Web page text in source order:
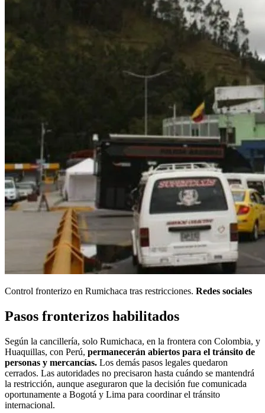
Control fronterizo en Rumichaca tras restricciones. Redes sociales
Pasos fronterizos habilitados
Según la cancillería, solo Rumichaca, en la frontera con Colombia, y
Huaquillas, con Perú, permanecerán abiertos para el tránsito de
personas y mercancías. Los demás pasos legales quedaron
cerrados. Las autoridades no precisaron hasta cuándo se mantendrá
la restricción, aunque aseguraron que la decisión fue comunicada
oportunamente a Bogotá y Lima para coordinar el tránsito
internacional.